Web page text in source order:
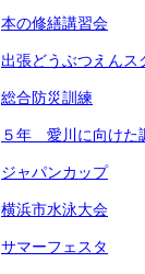
本の修繕講習会
出張どうぶつえんス
総合防災訓練
５年 愛川に向けた
ジャパンカップ
横浜市水泳大会
サマーフェスタ